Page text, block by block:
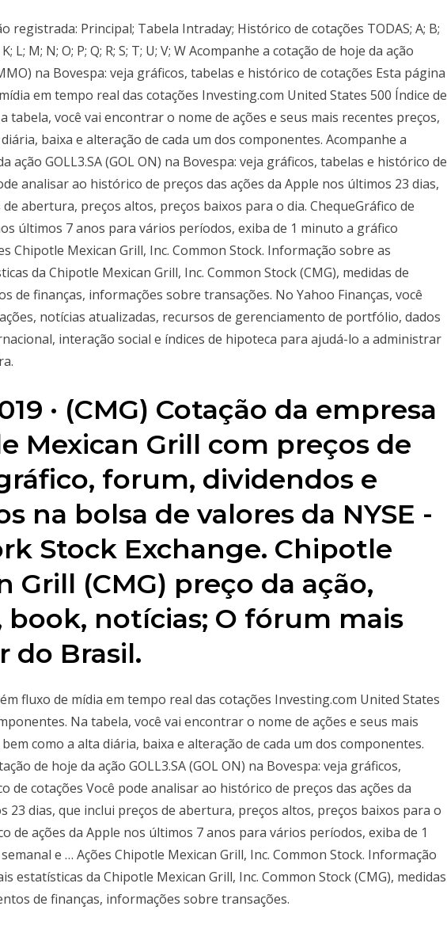
registrada: Principal; Tabela Intraday; Histórico de cotações TODAS; A; B;
K; L; M; N; O; P; Q; R; S; T; U; V; W Acompanhe a cotação de hoje da ação
na Bovespa: veja gráficos, tabelas e histórico de cotações Esta página
em tempo real das cotações Investing.com United States 500 Índice de
tabela, você vai encontrar o nome de ações e seus mais recentes preços,
baixa e alteração de cada um dos componentes. Acompanhe a
ação GOLL3.SA (GOL ON) na Bovespa: veja gráficos, tabelas e histórico de
analisar ao histórico de preços das ações da Apple nos últimos 23 dias,
abertura, preços altos, preços baixos para o dia. ChequeGráfico de
últimos 7 anos para vários períodos, exiba de 1 minuto a gráfico
Chipotle Mexican Grill, Inc. Common Stock. Informação sobre as
da Chipotle Mexican Grill, Inc. Common Stock (CMG), medidas de
de finanças, informações sobre transações. No Yahoo Finanças, você
notícias atualizadas, recursos de gerenciamento de portfólio, dados
interação social e índices de hipoteca para ajudá-lo a administrar
· (CMG) Cotação da empresa
Mexican Grill com preços de
forum, dividendos e
na bolsa de valores da NYSE -
Stock Exchange. Chipotle
Grill (CMG) preço da ação,
book, notícias; O fórum mais
do Brasil.
fluxo de mídia em tempo real das cotações Investing.com United States
Na tabela, você vai encontrar o nome de ações e seus mais
como a alta diária, baixa e alteração de cada um dos componentes.
de hoje da ação GOLL3.SA (GOL ON) na Bovespa: veja gráficos,
de cotações Você pode analisar ao histórico de preços das ações da
23 dias, que inclui preços de abertura, preços altos, preços baixos para o
de ações da Apple nos últimos 7 anos para vários períodos, exiba de 1
e … Ações Chipotle Mexican Grill, Inc. Common Stock. Informação
estatísticas da Chipotle Mexican Grill, Inc. Common Stock (CMG), medidas
de finanças, informações sobre transações.